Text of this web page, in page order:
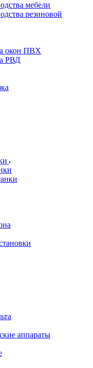
мебели
резиновой
окон ПВХ
РВД
аппараты